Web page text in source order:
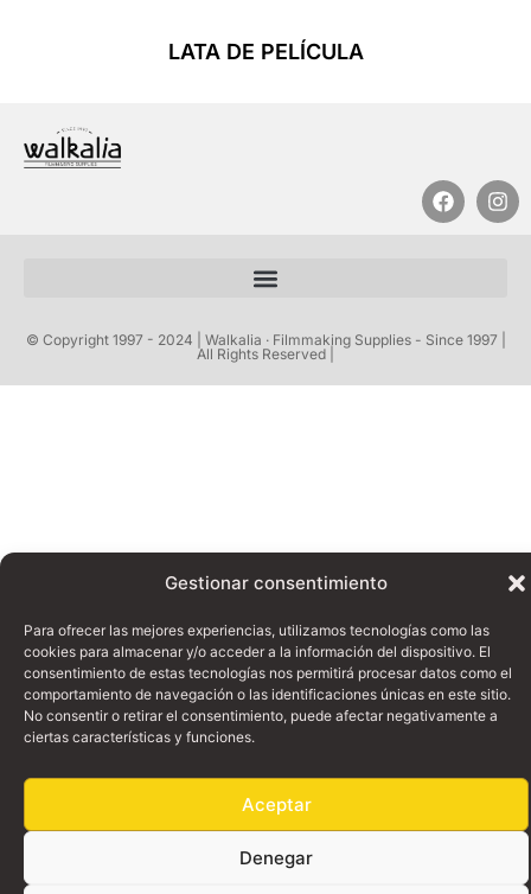
Gestionar consentimiento
Para ofrecer las mejores experiencias, utilizamos tecnologías como las
cookies para almacenar y/o acceder a la información del dispositivo. El
consentimiento de estas tecnologías nos permitirá procesar datos como el
comportamiento de navegación o las identificaciones únicas en este sitio.
No consentir o retirar el consentimiento, puede afectar negativamente a
ciertas características y funciones.
Aceptar
Denegar
LATA DE PELÍCULA
© Copyright 1997 - 2024 | Walkalia · Filmmaking Supplies - Since 1997 |
All Rights Reserved |